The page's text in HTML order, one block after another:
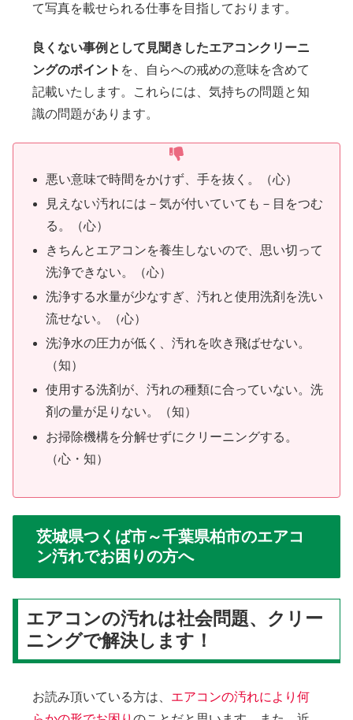
て写真を載せられる仕事を目指しております。
良くない事例として見聞きしたエアコンクリーニ
ングのポイント を、自らへの戒めの意味を含めて
記載いたします。これらには、気持ちの問題と知
識の問題があります。
悪い意味で時間をかけず、手を抜く。（心）
見えない汚れには－気が付いていても－目をつむ
る。（心）
きちんとエアコンを養生しないので、思い切って
洗浄できない。（心）
洗浄する水量が少なすぎ、汚れと使用洗剤を洗い
流せない。（心）
洗浄水の圧力が低く、汚れを吹き飛ばせない。
（知）
使用する洗剤が、汚れの種類に合っていない。洗
剤の量が足りない。（知）
お掃除機構を分解せずにクリーニングする。
（心・知）
茨城県つくば市～千葉県柏市のエアコ
ン汚れでお困りの方へ
エアコンの汚れは社会問題、クリー
ニングで解決します！
お読み頂いている方は、 エアコンの汚れにより何